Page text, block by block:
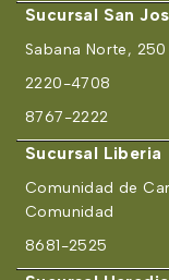
Sucursal San
Sabana Norte,
2220-4708
8767-2222
Sucursal Liberia
Comunidad de
Comunidad
8681-2525